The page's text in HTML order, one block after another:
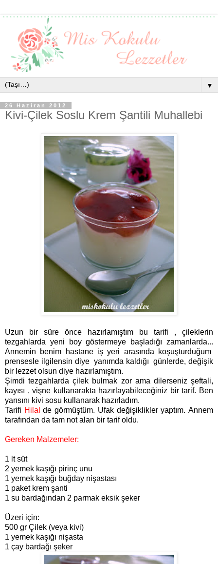
▼
26 Haziran 2012
Kivi-Çilek Soslu Krem Şantili Muhallebi
Uzun bir süre önce hazırlamıştım bu tarifi , çileklerin
tezgahlarda yeni boy göstermeye başladığı zamanlarda...
Annemin benim hastane iş yeri arasında koşuşturduğum
prensesle ilgilensin diye yanımda kaldığı günlerde, değişik
bir lezzet olsun diye hazırlamıştım.
Şimdi tezgahlarda çilek bulmak zor ama dilerseniz şeftali,
kayısı , vişne kullanarakta hazırlayabileceğiniz bir tarif. Ben
yarısını kivi sosu kullanarak hazırladım.
Tarifi Hilal
de görmüştüm. Ufak değişiklikler yaptım. Annem
tarafından da tam not alan bir tarif oldu.
Gereken Malzemeler:
1 lt süt
2 yemek kaşığı pirinç unu
1 yemek kaşığı buğday nişastası
1 paket krem şanti
1 su bardağından 2 parmak eksik şeker
Üzeri için:
500 gr Çilek (veya kivi)
1 yemek kaşığı nişasta
1 çay bardağı şeker